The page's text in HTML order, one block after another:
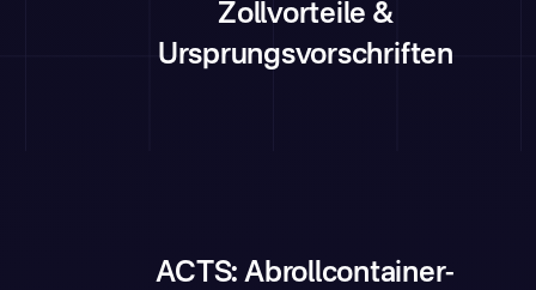
Zollvorteile &
Ursprungsvorschriften
ACTS: Abrollcontainer-